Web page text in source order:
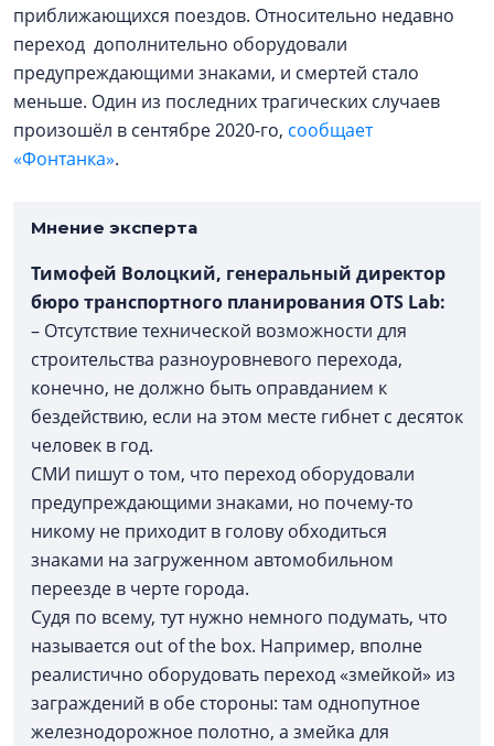
приближающихся поездов. Относительно недавно
переход дополнительно оборудовали
предупреждающими знаками, и смертей стало
меньше. Один из последних трагических случаев
произошёл в сентябре 2020-го, сообщает
«Фонтанка».
Мнение эксперта
Тимофей Волоцкий, генеральный директор
бюро транспортного планирования OTS Lab:
– Отсутствие технической возможности для
строительства разноуровневого перехода,
конечно, не должно быть оправданием к
бездействию, если на этом месте гибнет с десяток
человек в год.
СМИ пишут о том, что переход оборудовали
предупреждающими знаками, но почему-то
никому не приходит в голову обходиться
знаками на загруженном автомобильном
переезде в черте города.
Судя по всему, тут нужно немного подумать, что
называется out of the box. Например, вполне
реалистично оборудовать переход «змейкой» из
заграждений в обе стороны: там однопутное
железнодорожное полотно, а змейка для